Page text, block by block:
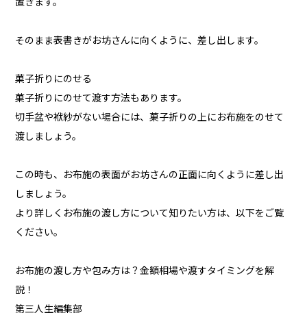
置きます。
そのまま表書きがお坊さんに向くように、差し出します。
菓子折りにのせる
菓子折りにのせて渡す方法もあります。
切手盆や袱紗がない場合には、菓子折りの上にお布施をのせて
渡しましょう。
この時も、お布施の表面がお坊さんの正面に向くように差し出
しましょう。
より詳しくお布施の渡し方について知りたい方は、以下をご覧
ください。
お布施の渡し方や包み方は？金額相場や渡すタイミングを解
説！
第三人生編集部